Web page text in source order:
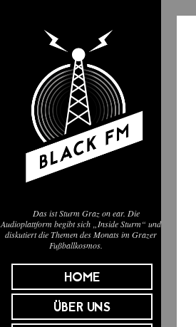
Das ist Sturm Graz on ear. Die
Audioplattform begibt sich „Inside Sturm“ und
diskutiert die Themen des Monats im Grazer
Fußballkosmos.
HOME
ÜBER UNS